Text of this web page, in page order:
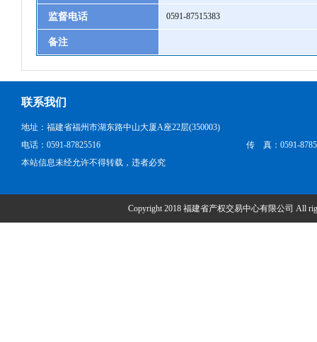
监督电话 0591-87515383
备注
联系我们
地址：福建省福州市湖东路中山大厦A座22层(350003)
电话：0591-87825516
传 真：0591-
本站信息未经允许不得转载，违者必究
Copyright 2018 福建省产权交易中心有限公司 All